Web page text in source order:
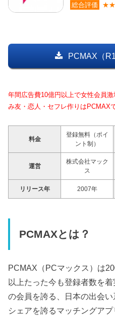
総合評価
PCMAX（
年間広告費10億円以上で女性会員
み友・恋人・セフレ作りはPCMAX
料金
登録無料（ポイ
ント制）
運営
株式会社マック
ス
リリース年 2007年
PCMAXとは？
PCMAX（PCマックス）は
以上たった今も登録者数を
の会員を誇る、日本の出会
シェアを誇るマッチングア